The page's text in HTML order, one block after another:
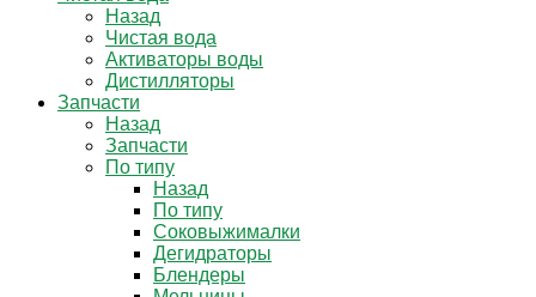
Назад
Чистая вода
Активаторы воды
Дистилляторы
Запчасти
Назад
Запчасти
По типу
Назад
По типу
Соковыжималки
Дегидраторы
Блендеры